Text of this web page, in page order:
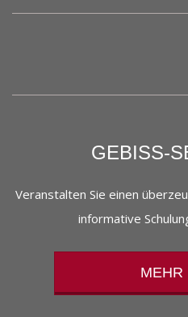
GEBISS-
Veranstalten Sie einen
informative
MEHR